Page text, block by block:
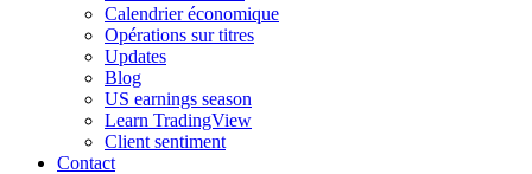
Calendrier économique
Opérations sur titres
Updates
Blog
US earnings season
Learn TradingView
Client sentiment
Contact